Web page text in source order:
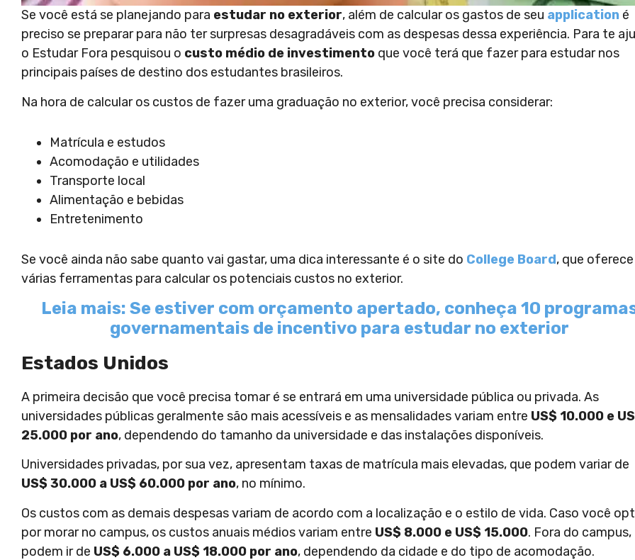
Se você está se planejando para estudar no exterior, além de calcular os gastos de seu application é
preciso se preparar para não ter surpresas desagradáveis com as despesas dessa experiência. Para te
o Estudar Fora pesquisou o custo médio de investimento que você terá que fazer para estudar nos
principais países de destino dos estudantes brasileiros.
Na hora de calcular os custos de fazer uma graduação no exterior, você precisa considerar:
Matrícula e estudos
Acomodação e utilidades
Transporte local
Alimentação e bebidas
Entretenimento
Se você ainda não sabe quanto vai gastar, uma dica interessante é o site do College Board, que oferece
várias ferramentas para calcular os potenciais custos no exterior.
Leia mais: Se estiver com orçamento apertado, conheça 10
governamentais de incentivo para estudar no exterior
Estados Unidos
A primeira decisão que você precisa tomar é se entrará em uma universidade pública ou privada. As
universidades públicas geralmente são mais acessíveis e as mensalidades variam entre US$ 10.000 e
25.000 por ano, dependendo do tamanho da universidade e das instalações disponíveis.
Universidades privadas, por sua vez, apresentam taxas de matrícula mais elevadas, que podem variar de
US$ 30.000 a US$ 60.000 por ano, no mínimo.
Os custos com as demais despesas variam de acordo com a localização e o estilo de vida. Caso você
por morar no campus, os custos anuais médios variam entre US$ 8.000 e US$ 15.000. Fora do campus,
podem ir de US$ 6.000 a US$ 18.000 por ano, dependendo da cidade e do tipo de acomodação.